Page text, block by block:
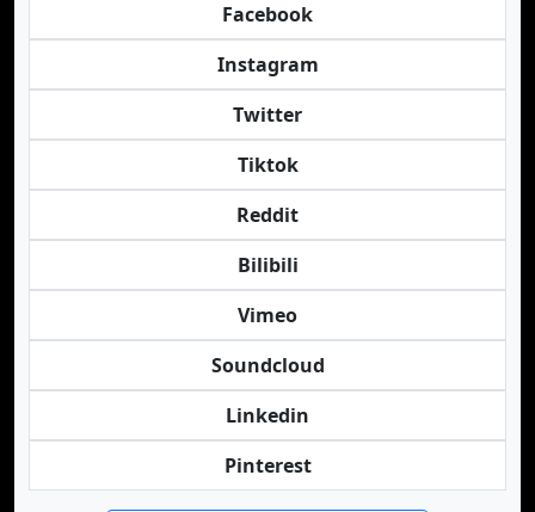
Facebook
Instagram
Twitter
Tiktok
Reddit
Bilibili
Vimeo
Soundcloud
Linkedin
Pinterest